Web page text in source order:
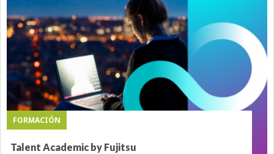
FORMACIÓN
Talent Academic by Fujitsu